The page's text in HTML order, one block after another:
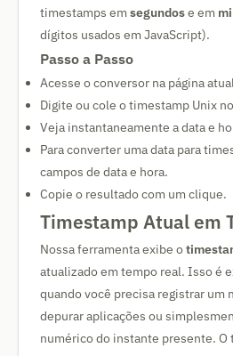
timestamps em segundose em
dígitos usados em JavaScript).
Passo a Passo
Acesse o conversor na página
Digite ou cole o timestamp Unix
Veja instantaneamente a data e
Para converter uma data para
campos de data e hora.
Copie o resultado com um clique.
Timestamp Atual em
Nossa ferramenta exibe o
atualizado em tempo real. Isso é
quando você precisa registrar um
depurar aplicações ou
numérico do instante presente. O